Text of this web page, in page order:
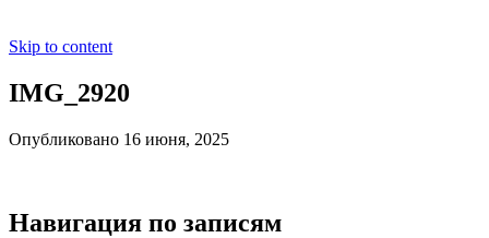
Skip to content
IMG_2920
Опубликовано 16 июня, 2025
Навигация по записям